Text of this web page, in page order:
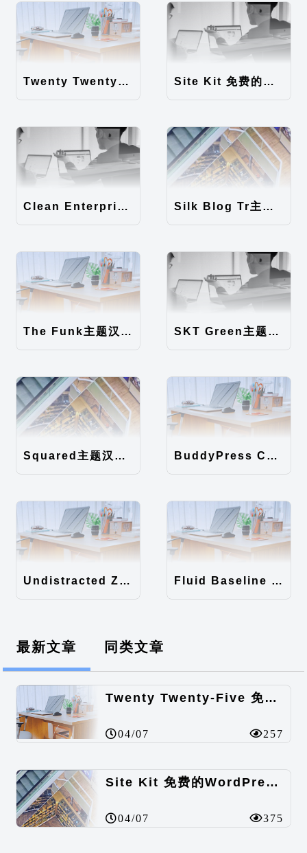
Twenty Twenty-Five 免费的WordPress内容主题 Site Kit 免费的WordPress数据统计插件
Clean Enterprise主题汉化包 Silk Blog Tr主题汉化包
The Funk主题汉化包 SKT Green主题汉化包
Squared主题汉化包 BuddyPress Colours主题汉化包
Undistracted Zen主题汉化包 Fluid Baseline Grid主题汉化包
最新文章 同类文章
Twenty Twenty-Five 免费的WordPress内容主题
04/07 257
Site Kit 免费的WordPress数据统计插件
04/07 375